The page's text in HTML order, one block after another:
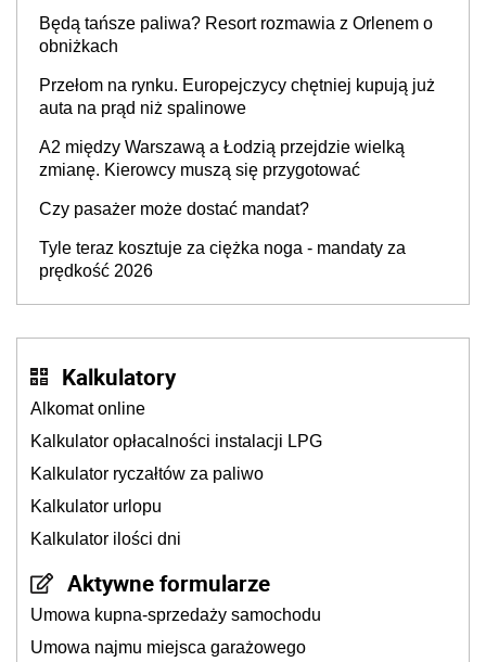
producenta
Będą tańsze paliwa? Resort rozmawia z Orlenem o
obniżkach
Przełom na rynku. Europejczycy chętniej kupują już
auta na prąd niż spalinowe
A2 między Warszawą a Łodzią przejdzie wielką
zmianę. Kierowcy muszą się przygotować
Czy pasażer może dostać mandat?
Tyle teraz kosztuje za ciężka noga - mandaty za
prędkość 2026
Kalkulatory
Alkomat online
Kalkulator opłacalności instalacji LPG
Kalkulator ryczałtów za paliwo
Kalkulator urlopu
Kalkulator ilości dni
Aktywne formularze
Umowa kupna-sprzedaży samochodu
Umowa najmu miejsca garażowego